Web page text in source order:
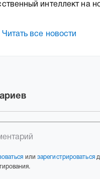
интеллект на
Читать все новости
или зарегистрироваться